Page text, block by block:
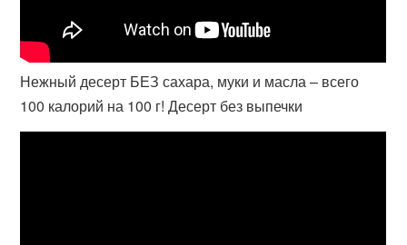
Нежный десерт БЕЗ сахара, муки и масла – всего
100 калорий на 100 г! Десерт без выпечки